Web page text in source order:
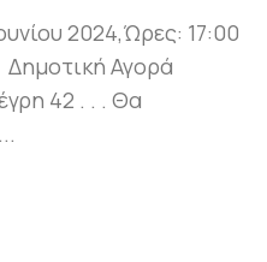
2024,Ώρες: 17:00
Δημοτική Αγορά
42 . . . Θα